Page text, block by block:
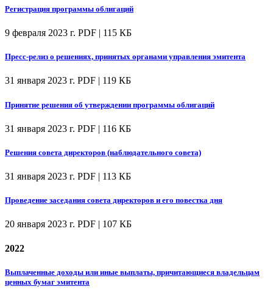
Регистрация программы облигаций
9 февраля 2023 г. PDF | 115 КБ
Пресс-релиз о решениях, принятых органами управления эмитента
31 января 2023 г. PDF | 119 КБ
Принятие решения об утверждении программы облигаций
31 января 2023 г. PDF | 116 КБ
Решения совета директоров (наблюдательного совета)
31 января 2023 г. PDF | 113 КБ
Проведение заседания совета директоров и его повестка дня
20 января 2023 г. PDF | 107 КБ
2022
Выплаченные доходы или иные выплаты, причитающиеся владельцам
ценных бумаг эмитента